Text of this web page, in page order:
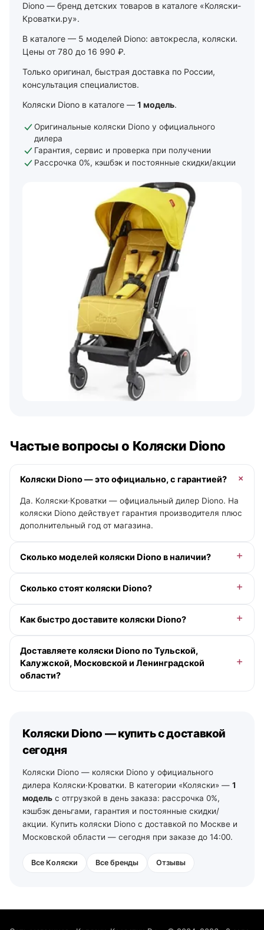
Diono — бренд детских товаров в каталоге «Коляски-
Кроватки.ру».
В каталоге — 5 моделей Diono: автокресла, коляски.
Цены от 780 до 16 990 ₽.
Только оригинал, быстрая доставка по России,
консультация специалистов.
Коляски Diono в каталоге — 1 модель.
Оригинальные коляски Diono у официального
дилера
Гарантия, сервис и проверка при получении
Рассрочка 0%, кэшбэк и постоянные скидки/акции
Частые вопросы о Коляски Diono
Коляски Diono — это официально, с гарантией?
Да. Коляски·Кроватки — официальный дилер Diono. На
коляски Diono действует гарантия производителя плюс
дополнительный год от магазина.
Сколько моделей коляски Diono в наличии?
цены и помощь с выбором — у менеджера онлайн.
Сколько стоят коляски Diono?
деньгами. Точную цену под вашу комплектацию
Как быстро доставите коляски Diono?
13:00 в будний день доставим сегодня (если в
наличии), позже — на ближайший рабочий день,
бесплатно от 10 000 ₽ в пределах МКАД. По Санкт-
Доставляете коляски Diono по Тульской,
Калужской, Московской и Ленинградской
области?
Дзержинского, 35): самовывоз из зала на следующий
день после подтверждения заказа, доставка по городу
— от 490 ₽, по области — уточняйте у менеджеров. По
Ленинградской области — от 2 рабочих дней со своего
склада в Санкт-Петербурге (тел. +7 (812) 213-31-35).
Коляски Diono — купить с доставкой
сегодня
Коляски Diono — коляски Diono у официального
дилера Коляски·Кроватки. В категории «Коляски» — 1
модель с отгрузкой в день заказа: рассрочка 0%,
кэшбэк деньгами, гарантия и постоянные скидки/
акции. Купить коляски Diono с доставкой по Москве и
Московской области — сегодня при заказе до 14:00.
Все Коляски Все бренды Отзывы